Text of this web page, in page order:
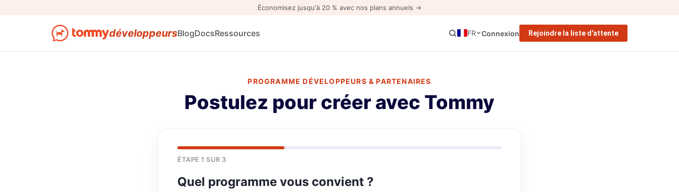
Économisez jusqu'à 20 % avec nos plans annuels →
développeursBlogDocsRessources FR Connexion Rejoindre la liste d'attente
PROGRAMME DÉVELOPPEURS & PARTENAIRES
Postulez pour créer avec Tommy
ÉTAPE 1 SUR 3
Quel programme vous convient ?